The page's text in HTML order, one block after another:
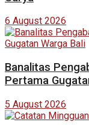
6 August 2026
Banalitas
Pertama
5 August 2026